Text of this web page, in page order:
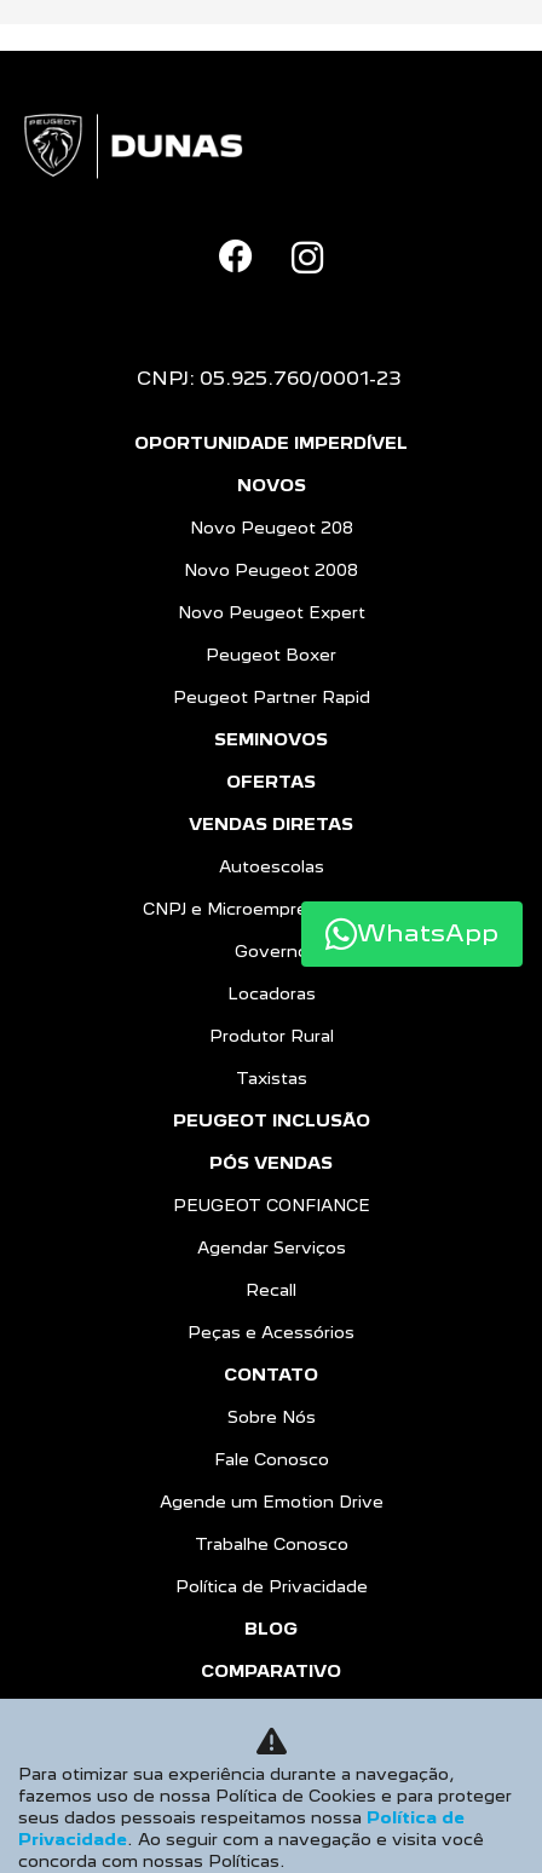
CNPJ: 05.925.760/0001-23
OPORTUNIDADE IMPERDÍVEL
NOVOS
Novo Peugeot 208
Novo Peugeot 2008
Novo Peugeot Expert
Peugeot Boxer
Peugeot Partner Rapid
SEMINOVOS
OFERTAS
VENDAS DIRETAS
Autoescolas
CNPJ e Microempreendedores
Governo
Locadoras
Produtor Rural
Taxistas
PEUGEOT INCLUSÃO
PÓS VENDAS
PEUGEOT CONFIANCE
Agendar Serviços
Recall
Peças e Acessórios
CONTATO
Sobre Nós
Fale Conosco
Agende um Emotion Drive
Trabalhe Conosco
Política de Privacidade
BLOG
COMPARATIVO
AGENDE UM TEST DRIVE
Desacelere. Seu bem maior é a vida.
WhatsApp
Para otimizar sua experiência durante a navegação,
fazemos uso de nossa Política de Cookies e para proteger
seus dados pessoais respeitamos nossa Política de
Privacidade. Ao seguir com a navegação e visita você
concorda com nossas Políticas.